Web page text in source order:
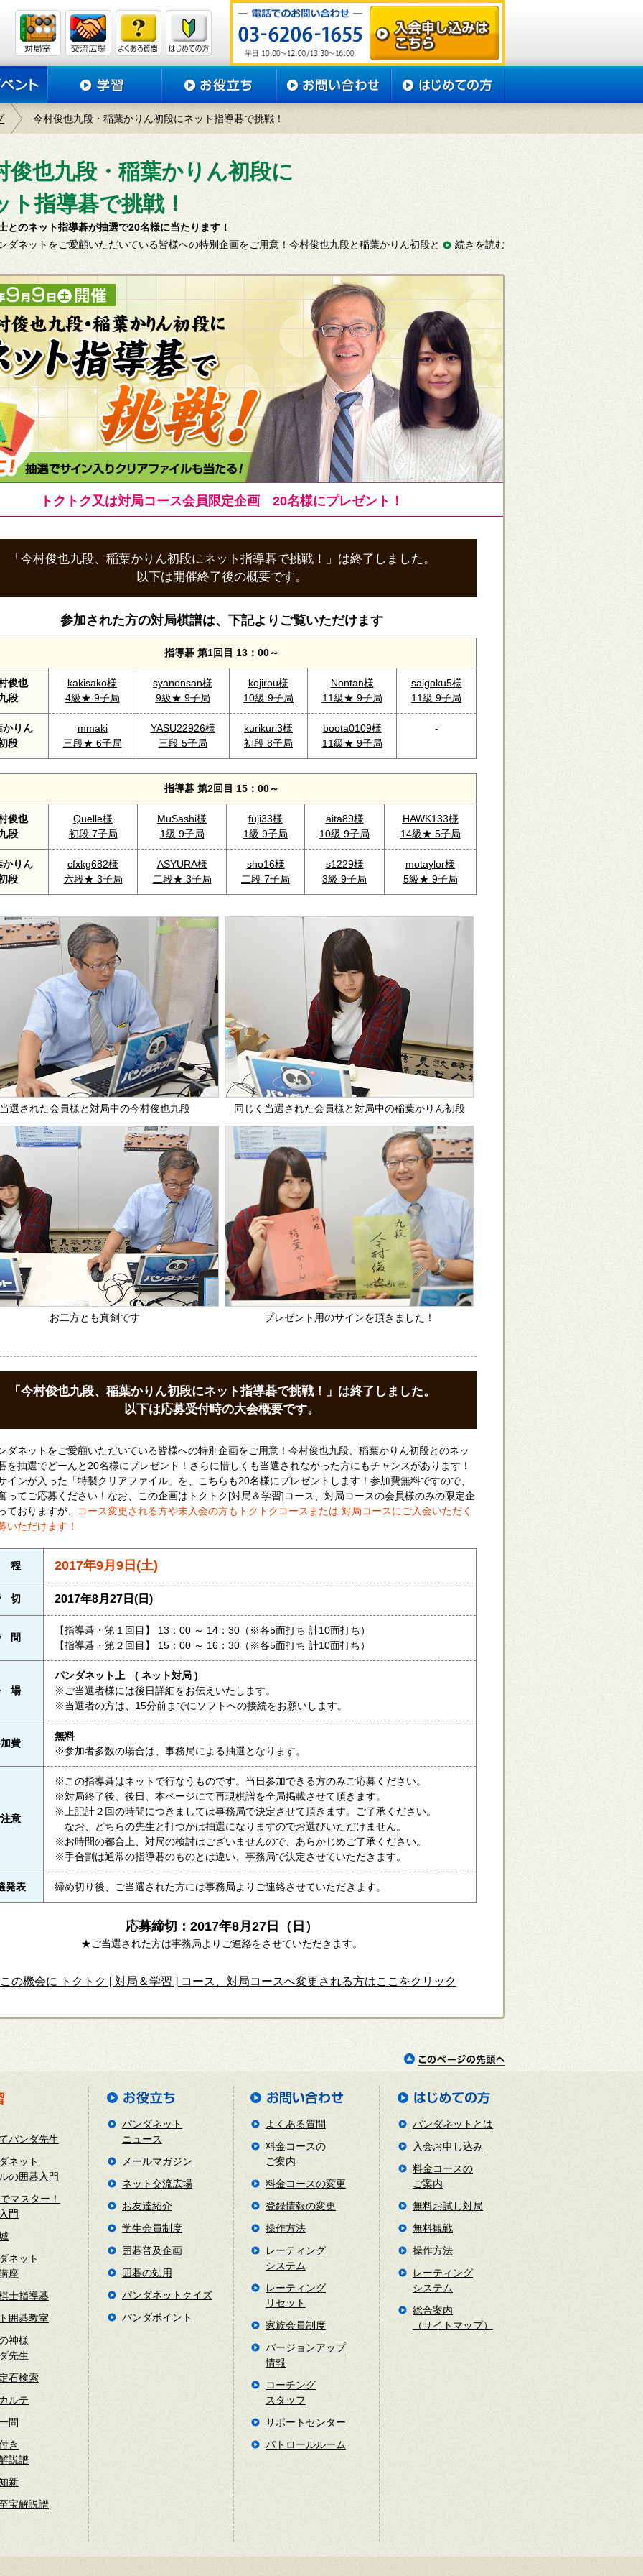
今村俊也九段・稲葉かりん初段にネット指導碁で挑戦！
俊也九段・稲葉かりん初段に
ト指導碁で挑戦！
とのネット指導碁が抽選で20名様に当たります！
ダネットをご愛顧いただいている皆様への特別企画をご用意！今村俊也九段と稲葉かりん初段と
続きを読む
トクトク又は対局コース会員限定企画 20名様にプレゼント！
「今村俊也九段、稲葉かりん初段にネット指導碁で挑戦！」は終了しました。
以下は開催終了後の概要です。
参加された方の対局棋譜は、 下記よりご覧いただけます
指導碁 第1回目 13：00～
俊也
段
kakisako様
4級★ 9子局
syanonsan様
9級★ 9子局
kojirou様
10級 9子局
Nontan様
11級★ 9子局
saigoku5様
11級 9子局
かりん
段
mmaki
三段★ 6子局
YASU22926様
三段 5子局
kurikuri3様
初段 8子局
boota0109様
11級★ 9子局
-
指導碁 第2回目 15：00～
俊也
段
Quelle様
初段 7子局
MuSashi様
1級 9子局
fuji33様
1級 9子局
aita89様
10級 9子局
HAWK133様
14級★ 5子局
かりん
段
cfxkg682様
六段★ 3子局
ASYURA様
二段★ 3子局
sho16様
二段 7子局
s1229様
3級 9子局
motaylor様
5級★ 9子局
選された会員様と対局中の今村俊也九段 同じく当選された会員様と対局中の稲葉かりん初段
お二方とも真剣です プレゼント用のサインを頂きました！
「今村俊也九段、稲葉かりん初段にネット指導碁で挑戦！」は終了しました。
以下は応募受付時の大会概要です。
ダネットをご愛顧いただいている皆様への特別企画をご用意！今村俊也九段、稲葉かりん初段とのネッ
を抽選でどーんと20名様にプレゼント！さらに惜しくも当選されなかった方にもチャンスがあります！
インが入った「特製クリアファイル」を、こちらも20名様にプレゼントします！参加費無料ですので、
ってご応募ください！なお、この企画はトクトク[対局＆学習]コース、対局コースの会員様のみの限定企
ておりますが、
コース変更される方や未入会の方もトクトクコースまたは 対局コースにご入会いただく
いただけます！
程 2017年9月9日(土)
切 2017年8月27日(日)
間
【指導碁・第１回目】 13：00 ～ 14：30（※各5面打ち 計10面打ち）
【指導碁・第２回目】 15：00 ～ 16：30（※各5面打ち 計10面打ち）
場
パンダネット上 ( ネット対局 )
※ご当選者様には後日詳細をお伝えいたします。
※当選者の方は、15分前までにソフトへの接続をお願いします。
費
無料
※参加者多数の場合は、事務局による抽選となります。
意
※この指導碁はネットで行なうものです。当日参加できる方のみご応募ください。
※対局終了後、後日、本ページにて再現棋譜を全局掲載させて頂きます。
※上記計２回の時間につきましては事務局で決定させて頂きます。ご了承ください。
なお、どちらの先生と打つかは抽選になりますのでお選びいただけません。
※お時間の都合上、対局の検討はございませんので、あらかじめご了承ください。
※手合割は通常の指導碁のものとは違い、事務局で決定させていただきます。
発表 締め切り後、ご当選された方には事務局よりご連絡させていただきます。
応募締切：2017年8月27日（日）
★ご当選された方は事務局よりご連絡をさせていただきます。
この機会に トクトク [ 対局＆学習 ] コース、対局コースへ変更される方はここをクリック
パンダ先生
ネット
の囲碁入門
マスター！
門
ネット
座
士指導碁
囲碁教室
神様
先生
石検索
ルテ
問
き
説譜
新
宝解説譜
パンダネット
ニュース
メールマガジン
ネット交流広場
お友達紹介
学生会員制度
囲碁普及企画
囲碁の効用
パンダネットクイズ
パンダポイント
よくある質問
料金コースの
ご案内
料金コースの変更
登録情報の変更
操作方法
レーティング
システム
レーティング
リセット
家族会員制度
バージョンアップ
情報
コーチング
スタッフ
サポートセンター
パトロールルーム
パンダネットとは
入会お申し込み
料金コースの
ご案内
無料お試し対局
無料観戦
操作方法
レーティング
システム
総合案内
（サイトマップ）